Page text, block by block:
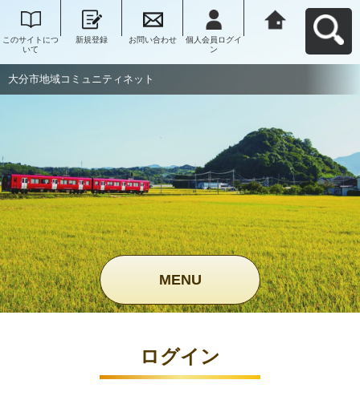
このサイトにつ
いて
新規登録 お問い合わせ
個人会員ログイ
ン
大分市地域コミュニティネット
MENU
ログイン